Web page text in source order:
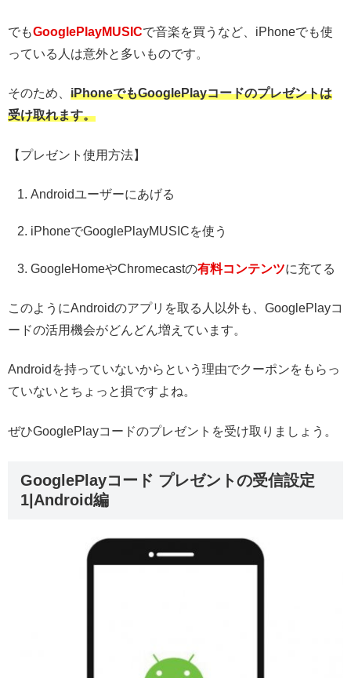
でもGooglePlayMUSICで音楽を買うなど、iPhoneでも使
っている人は意外と多いものです。
そのため、 iPhoneでもGooglePlayコードのプレゼントは
受け取れます。
【プレゼント使用方法】
Androidユーザーにあげる
iPhoneでGooglePlayMUSICを使う
GoogleHomeやChromecastの有料コンテンツに充てる
このようにAndroidのアプリを取る人以外も、GooglePlayコ
ードの活用機会がどんどん増えています。
Androidを持っていないからという理由でクーポンをもらっ
ていないとちょっと損ですよね。
ぜひGooglePlayコードのプレゼントを受け取りましょう。
GooglePlayコード プレゼントの受信設定
1|Android編